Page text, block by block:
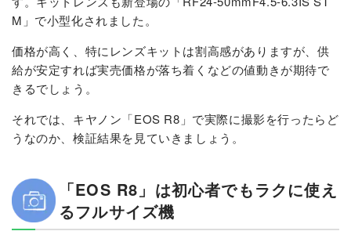
M」で小型化されました。
価格が高く、特にレンズキットは割高感がありますが、供
給が安定すれば実売価格が落ち着くなどの値動きが期待で
きるでしょう。
それでは、キヤノン「EOS R8」で実際に撮影を行ったらど
うなのか、検証結果を見ていきましょう。
「EOS R8」は初心者でもラクに使え
るフルサイズ機